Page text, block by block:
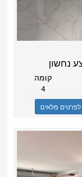
נחשון
קומה
4
לפרטים מלאים